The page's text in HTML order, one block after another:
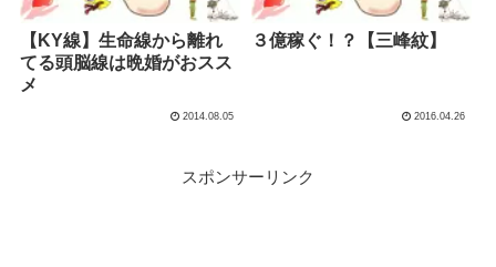
【KY線】生命線から離れ
てる頭脳線は晩婚がおスス
メ
2014.08.05
３億稼ぐ！？【三峰紋】
2016.04.26
スポンサーリンク